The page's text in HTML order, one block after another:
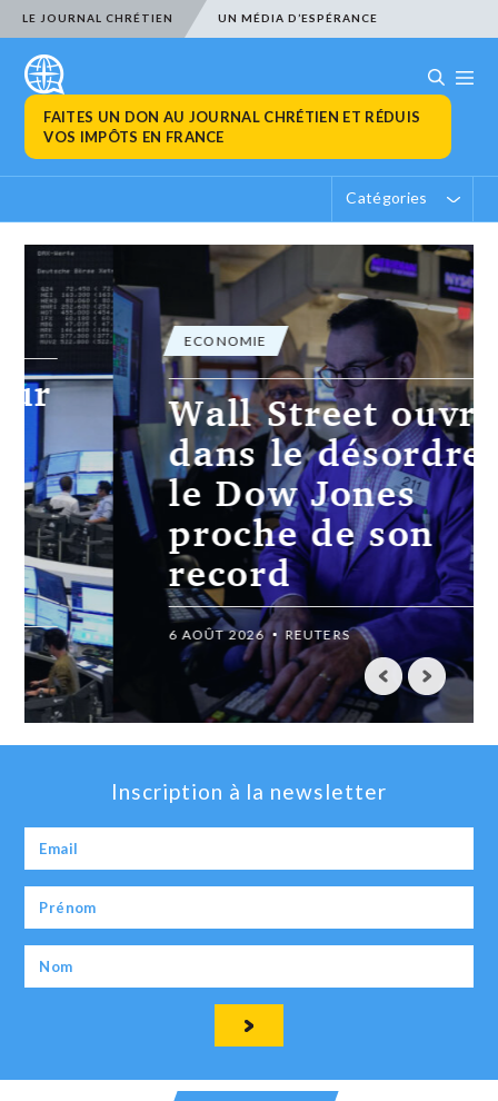
LE JOURNAL CHRÉTIEN UN MÉDIA D’ESPÉRANCE
FAITES UN DON AU JOURNAL CHRÉTIEN ET RÉDUIS
VOS IMPÔTS EN FRANCE
Catégories
ECONOMIE
Wall Street ouvre
dans le désordre,
le Dow Jones
proche de son
record
6 AOÛT 2026 REUTERS
Inscription à la newsletter